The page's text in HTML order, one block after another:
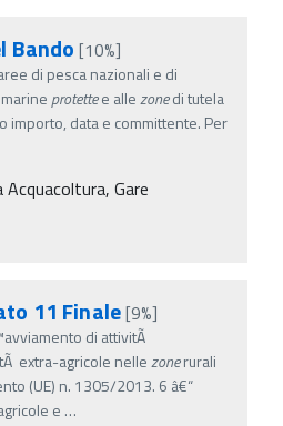
Bando [10%]
di pesca nazionali e di
protettee allezonedi tutela
importo, data e committente. Per
Acquacoltura, Gare
11 Finale[9%]
di attivitÃ
extra-agricole nellezonerurali
(UE) n. 1305/2013. 6 â€“
e …